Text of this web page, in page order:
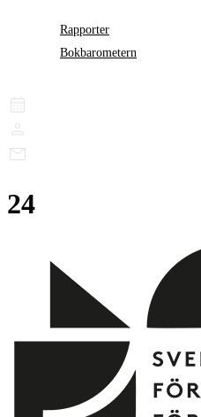
Rapporter
Bokbarometern
24